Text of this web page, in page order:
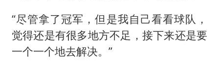
“尽管拿了冠军，但是我自己看看球队，
觉得还是有很多地方不足，接下来还是要
一个一个地去解决。”